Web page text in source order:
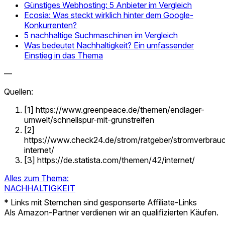
Günstiges Webhosting: 5 Anbieter im Vergleich
Ecosia: Was steckt wirklich hinter dem Google-
Konkurrenten?
5 nachhaltige Suchmaschinen im Vergleich
Was bedeutet Nachhaltigkeit? Ein umfassender
Einstieg in das Thema
—
Quellen:
[1] https://www.greenpeace.de/themen/endlager-
umwelt/schnellspur-mit-grunstreifen
[2]
https://www.check24.de/strom/ratgeber/
internet/
[3] https://de.statista.com/themen/42/internet/
Alles zum Thema:
NACHHALTIGKEIT
* Links mit Sternchen sind gesponserte Affiliate-Links
Als Amazon-Partner verdienen wir an qualifizierten Käufen.